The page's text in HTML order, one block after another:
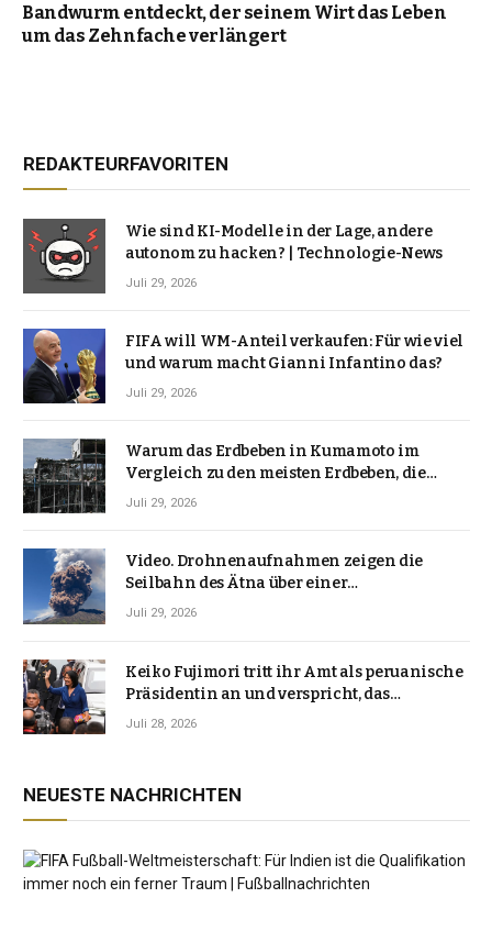
Bandwurm entdeckt, der seinem Wirt das Leben
um das Zehnfache verlängert
REDAKTEURFAVORITEN
Wie sind KI-Modelle in der Lage, andere
autonom zu hacken? | Technologie-News
Juli 29, 2026
FIFA will WM-Anteil verkaufen: Für wie viel
und warum macht Gianni Infantino das?
Juli 29, 2026
Warum das Erdbeben in Kumamoto im
Vergleich zu den meisten Erdbeben, die
Japan erschütterten, ungewöhnlich ist
Juli 29, 2026
Video. Drohnenaufnahmen zeigen die
Seilbahn des Ätna über einer
Vulkanlandschaft
Juli 29, 2026
Keiko Fujimori tritt ihr Amt als peruanische
Präsidentin an und verspricht, das
Jahrzehnt der Instabilität zu beenden
Juli 28, 2026
NEUESTE NACHRICHTEN